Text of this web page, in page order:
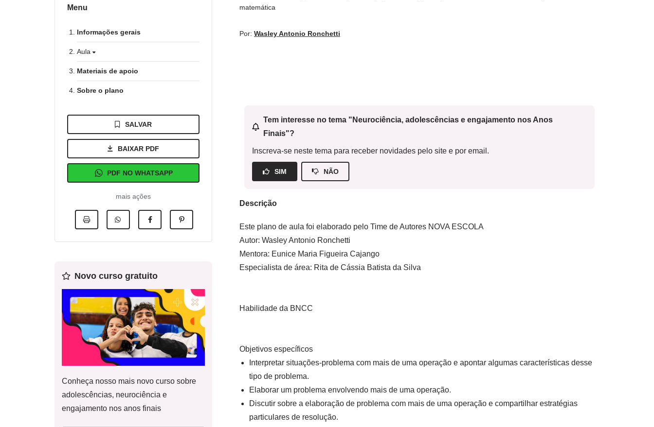
Menu
Informações gerais
Aula
Materiais de apoio
Sobre o plano
SALVAR
BAIXAR PDF
PDF NO WHATSAPP
mais ações
Novo curso gratuito
Conheça nosso mais novo curso sobre
adolescências, neurociência e
engajamento nos anos finais
matemática
Por: Wasley Antonio Ronchetti
Tem interesse no tema "Neurociência, adolescências e engajamento nos Anos
Finais"?
Inscreva-se neste tema para receber novidades pelo site e por email.
SIM NÃO
Descrição
Este plano de aula foi elaborado pelo Time de Autores NOVA ESCOLA
Autor: Wasley Antonio Ronchetti
Mentora: Eunice Maria Figueira Cajango
Especialista de área: Rita de Cássia Batista da Silva
Habilidade da BNCC
Objetivos específicos
Interpretar situações-problema com mais de uma operação e apontar algumas características desse
tipo de problema.
Elaborar um problema envolvendo mais de uma operação.
Discutir sobre a elaboração de problema com mais de uma operação e compartilhar estratégias
particulares de resolução.